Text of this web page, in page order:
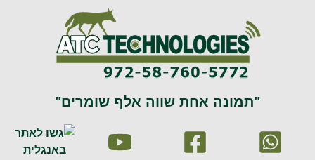
"תמונה אחת שווה אלף שומרים"